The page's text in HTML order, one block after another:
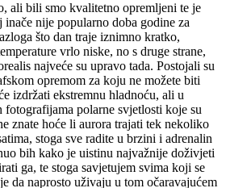
ali bili smo kvalitetno opremljeni te je
nije popularno doba godine za
što dan traje iznimno kratko,
vrlo niske, no s druge strane,
najveće su upravo tada. Postojali su
opremom za koju ne možete biti
izdržati ekstremnu hladnoću, ali u
fotografijama polarne svjetlosti koje su
znate hoće li aurora trajati tek nekoliko
stoga sve radite u brzini i adrenalin
bih kako je uistinu najvažnije doživjeti
ga, te stoga savjetujem svima koji se
da naprosto uživaju u tom očaravajućem